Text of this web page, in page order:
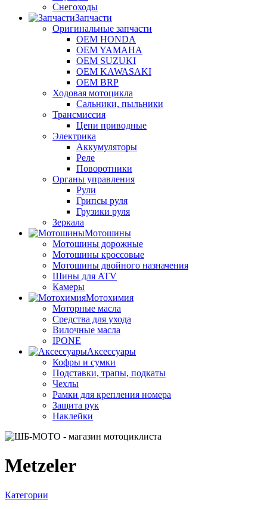
Снегоходы
Запчасти
Оригинальные запчасти
OEM HONDA
OEM YAMAHA
OEM SUZUKI
OEM KAWASAKI
OEM BRP
Ходовая мотоцикла
Сальники, пыльники
Трансмиссия
Цепи приводные
Электрика
Аккумуляторы
Реле
Поворотники
Органы управления
Рули
Грипсы руля
Грузики руля
Зеркала
Мотошины
Мотошины дорожные
Мотошины кроссовые
Мотошины двойного назначения
Шины для ATV
Камеры
Мотохимия
Моторные масла
Средства для ухода
Вилочные масла
IPONE
Аксессуары
Кофры и сумки
Подставки, трапы, подкаты
Чехлы
Рамки для крепления номера
Защита рук
Наклейки
Metzeler
Категории